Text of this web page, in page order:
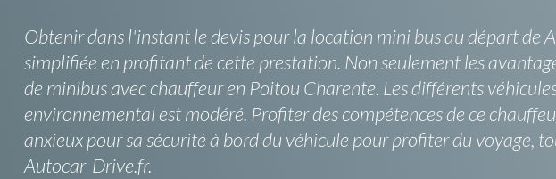
Obtenir dans l'instant le devis pour la location mini bus au départ de
simplifiée en profitant de cette prestation. Non seulement les
de minibus avec chauffeur en Poitou Charente. Les différents
environnemental est modéré. Profiter des compétences de ce
anxieux pour sa sécurité à bord du véhicule pour profiter du voyage,
Autocar-Drive.fr.